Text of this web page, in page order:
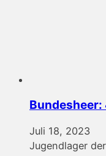
Juli 18, 2023
Jugendlager